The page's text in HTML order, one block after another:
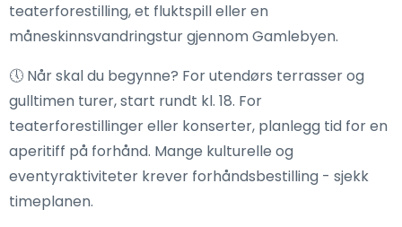
teaterforestilling, et fluktspill eller en
måneskinnsvandringstur gjennom Gamlebyen.
🕔 Når skal du begynne? For utendørs terrasser og
gulltimen turer, start rundt kl. 18. For
teaterforestillinger eller konserter, planlegg tid for en
aperitiff på forhånd. Mange kulturelle og
eventyraktiviteter krever forhåndsbestilling - sjekk
timeplanen.